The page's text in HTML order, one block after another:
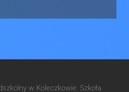
w Koleczkowie: Szkoła